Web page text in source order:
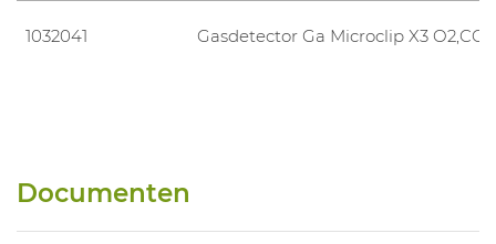
1032041 Gasdetector Ga Microclip X3 O2,CO
Documenten